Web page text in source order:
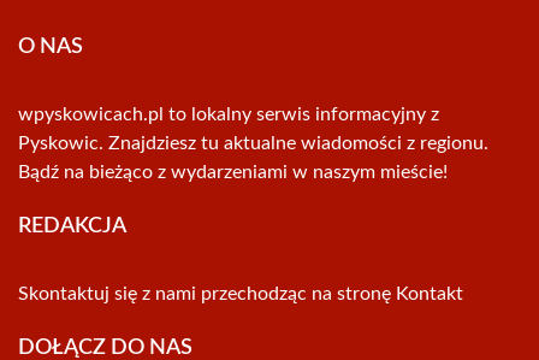
O NAS
wpyskowicach.pl to lokalny serwis informacyjny z
Pyskowic. Znajdziesz tu aktualne wiadomości z regionu.
Bądź na bieżąco z wydarzeniami w naszym mieście!
REDAKCJA
Skontaktuj się z nami przechodząc na stronę Kontakt
DOŁĄCZ DO NAS